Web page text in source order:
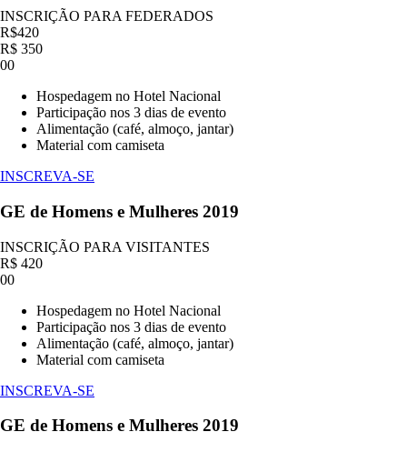
INSCRIÇÃO PARA FEDERADOS
R$420
R$ 350
00
Hospedagem no Hotel Nacional
Participação nos 3 dias de evento
Alimentação (café, almoço, jantar)
Material com camiseta
INSCREVA-SE
GE de Homens e Mulheres 2019
INSCRIÇÃO PARA VISITANTES
R$ 420
00
Hospedagem no Hotel Nacional
Participação nos 3 dias de evento
Alimentação (café, almoço, jantar)
Material com camiseta
INSCREVA-SE
GE de Homens e Mulheres 2019